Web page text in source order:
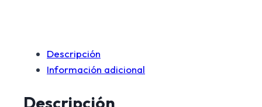
Descripción
Información adicional
Descripción